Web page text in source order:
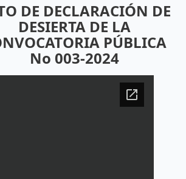
DE DECLARACIÓN DE
DESIERTA DE LA
PÚBLICA
No 003-2024